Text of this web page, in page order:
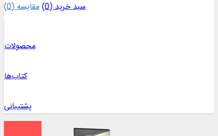
سبد خرید (0
)مقایسه (0
)
محصولات
کتاب‌ها
پشتیبانی